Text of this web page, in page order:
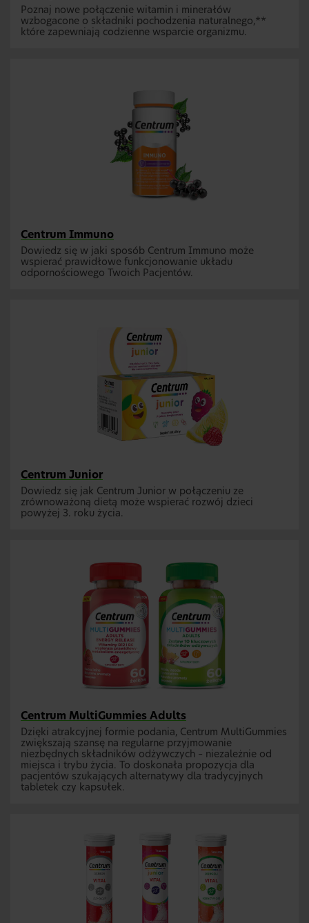
Poznaj nowe połączenie witamin i minerałów
wzbogacone o składniki pochodzenia naturalnego,**
które zapewniają codzienne wsparcie organizmu.
Centrum Immuno
Dowiedz się w jaki sposób Centrum Immuno może
wspierać prawidłowe funkcjonowanie układu
odpornościowego Twoich Pacjentów.
Centrum Junior
Dowiedz się jak Centrum Junior w połączeniu ze
zrównoważoną dietą może wspierać rozwój dzieci
powyżej 3. roku życia.
Centrum MultiGummies Adults
Dzięki atrakcyjnej formie podania, Centrum MultiGummies
zwiększają szansę na regularne przyjmowanie
niezbędnych składników odżywczych – niezależnie od
miejsca i trybu życia. To doskonała propozycja dla
pacjentów szukających alternatywy dla tradycyjnych
tabletek czy kapsułek.